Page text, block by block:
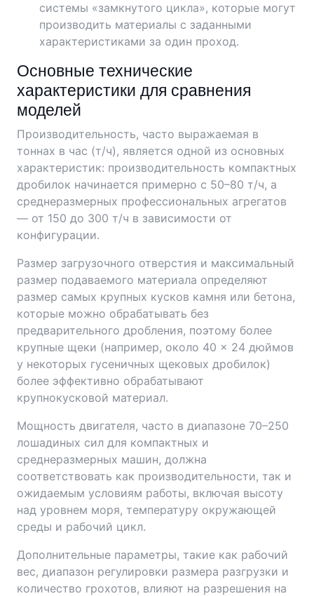
системы «замкнутого цикла», которые могут
производить материалы с заданными
характеристиками за один проход.
Основные технические
характеристики для сравнения
моделей
Производительность, часто выражаемая в
тоннах в час (т/ч), является одной из основных
характеристик: производительность компактных
дробилок начинается примерно с 50–80 т/ч, а
среднеразмерных профессиональных агрегатов
— от 150 до 300 т/ч в зависимости от
конфигурации.
Размер загрузочного отверстия и максимальный
размер подаваемого материала определяют
размер самых крупных кусков камня или бетона,
которые можно обрабатывать без
предварительного дробления, поэтому более
крупные щеки (например, около 40 × 24 дюймов
у некоторых гусеничных щековых дробилок)
более эффективно обрабатывают
крупнокусковой материал.
Мощность двигателя, часто в диапазоне 70–250
лошадиных сил для компактных и
среднеразмерных машин, должна
соответствовать как производительности, так и
ожидаемым условиям работы, включая высоту
над уровнем моря, температуру окружающей
среды и рабочий цикл.
Дополнительные параметры, такие как рабочий
вес, диапазон регулировки размера разгрузки и
количество грохотов, влияют на разрешения на